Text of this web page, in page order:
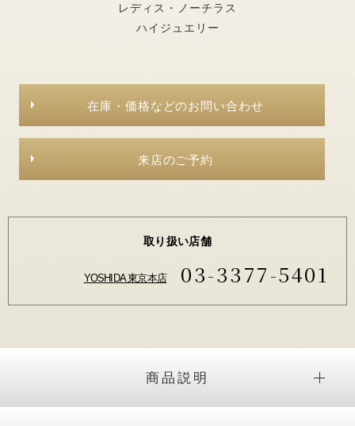
レディス・ノーチラス
ハイジュエリー
在庫・価格などのお問い合わせ
来店のご予約
取り扱い店舗
YOSHIDA 東京本店 03-3377-5401
商品説明